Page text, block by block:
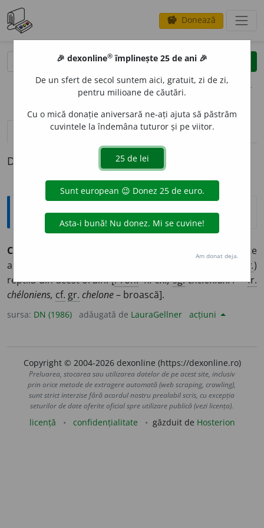
savings Donează
clear
opțiuni
definiții (1)
Definiția cu ID-ul 398924:
Explicative DEX
CHELONI
Ordin de reptile din care fac parte
animale cu corpul închis într-o carapace osoasă; (
sg.)
reptilă din acest ordin. [Pron. -ni-eni, sg. chelonian./ <fr.
chéloniens, cf. gr. chelone– broască].
sursa: DN (1986) adăugată de LauraGellner acțiuni
Copyright © 2004-2026 dexonline (https://dexonline.ro)
Preluarea, stocarea sau utilizarea datelor de pe acest site, inclusiv
prin orice metode de extragere automată (web scraping, crawling),
sunt strict interzise fără acordul nostru prealabil scris, cu excepția
seturilor de date oferite oficial spre utilizare publică (vezi licența).
licență confidențialitate găzduit de Hosterion
🎉 dexonline® împlinește 25 de ani 🎉
De un sfert de secol suntem aici, gratuit, zi de zi,
pentru milioane de căutări.
Cu o mică donație aniversară ne-ați ajuta să păstrăm
cuvintele la îndemâna tuturor și pe viitor.
Am donat deja.